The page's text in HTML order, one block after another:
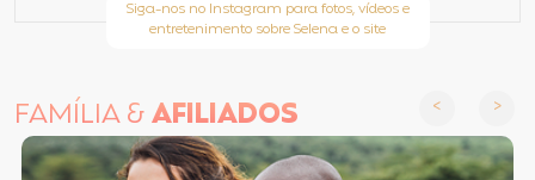
Siga-nos no Instagram para fotos, vídeos e
entretenimento sobre Selena e o site
FAMÍLIA &AFILIADOS